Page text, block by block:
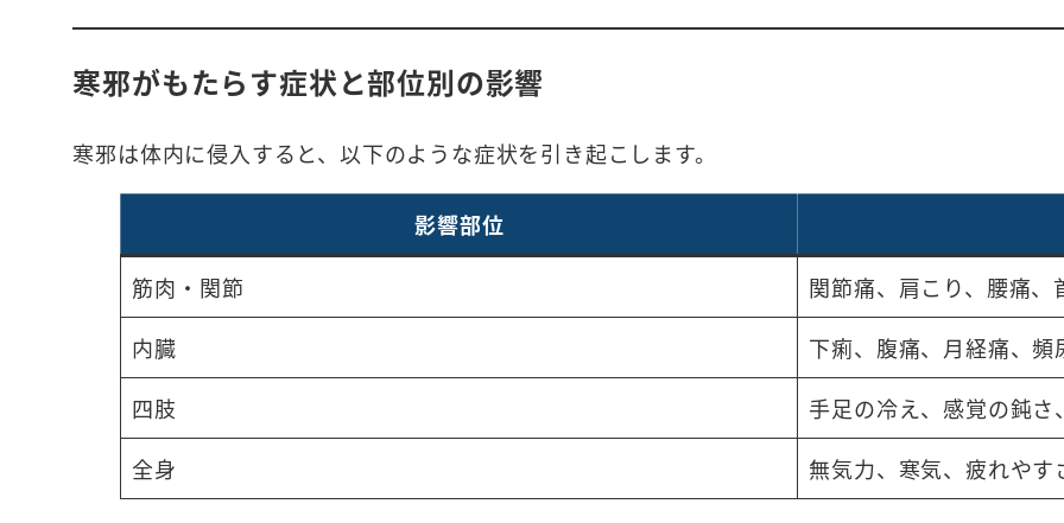
寒邪がもたらす症状と部位別の影響
寒邪は体内に侵入すると、以下のような症状を引き起こします。
影響部位
筋肉・関節
関節痛、肩こり、腰痛、
内臓
下痢、腹痛、月経痛、頻
四肢
手足の冷え、感覚の鈍さ
全身
無気力、寒気、疲れやす